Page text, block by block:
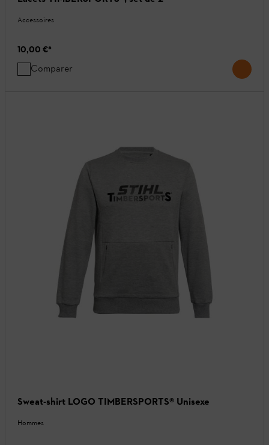
Accessoires
10,00 €*
Comparer
Sweat-shirt LOGO TIMBERSPORTS® Unisexe
Hommes